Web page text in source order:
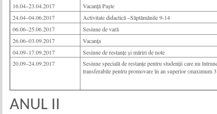
16.04–23.04.2017
Vacanță Paște
24.04–04.06.2017
Activitate didactică –Săptămânile 9-14
06.06–25.06.2017
Sesiune de vară
26.06–03.09.2017
Vacanţa
04.09–17.09.2017
Sesiune de restanțe și măriri de note
20.09–24.09.2017
Sesiune specială de restanțe pentru studenții care nu
transferabile pentru promovare în an superior (maximum
ANUL II